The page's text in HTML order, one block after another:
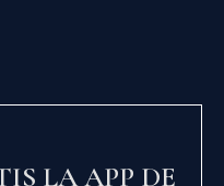
LA APP DE